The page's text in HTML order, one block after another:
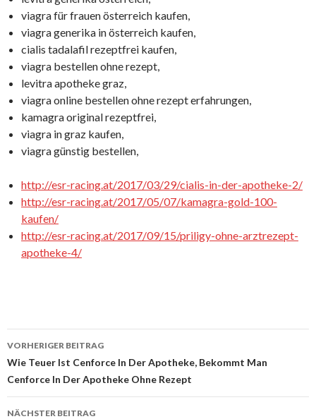
viagra für frauen österreich kaufen,
viagra generika in österreich kaufen,
cialis tadalafil rezeptfrei kaufen,
viagra bestellen ohne rezept,
levitra apotheke graz,
viagra online bestellen ohne rezept erfahrungen,
kamagra original rezeptfrei,
viagra in graz kaufen,
viagra günstig bestellen,
http://esr-racing.at/2017/03/29/cialis-in-der-apotheke-2/
http://esr-racing.at/2017/05/07/kamagra-gold-100-
kaufen/
http://esr-racing.at/2017/09/15/priligy-ohne-arztrezept-
apotheke-4/
Beitrags-
Navigation
VORHERIGER BEITRAG
Wie Teuer Ist Cenforce In Der Apotheke, Bekommt Man
Cenforce In Der Apotheke Ohne Rezept
NÄCHSTER BEITRAG